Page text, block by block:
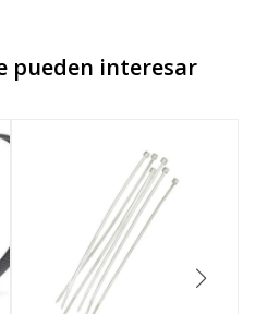
pueden interesar